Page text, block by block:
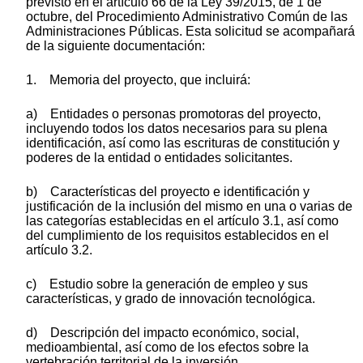
octubre, del Procedimiento Administrativo Común de las
Administraciones Públicas. Esta solicitud se acompañará
de la siguiente documentación:
1. Memoria del proyecto, que incluirá:
a) Entidades o personas promotoras del proyecto,
incluyendo todos los datos necesarios para su plena
identificación, así como las escrituras de constitución y
poderes de la entidad o entidades solicitantes.
b) Características del proyecto e identificación y
justificación de la inclusión del mismo en una o varias de
las categorías establecidas en el artículo 3.1, así como
del cumplimiento de los requisitos establecidos en el
artículo 3.2.
c) Estudio sobre la generación de empleo y sus
características, y grado de innovación tecnológica.
d) Descripción del impacto económico, social,
medioambiental, así como de los efectos sobre la